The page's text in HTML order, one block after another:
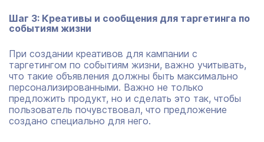
Шаг 3: Креативы и сообщения для таргетинга по
событиям жизни
При создании креативов для кампании с
таргетингом по событиям жизни, важно учитывать,
что такие объявления должны быть максимально
персонализированными. Важно не только
предложить продукт, но и сделать это так, чтобы
пользователь почувствовал, что предложение
создано специально для него.